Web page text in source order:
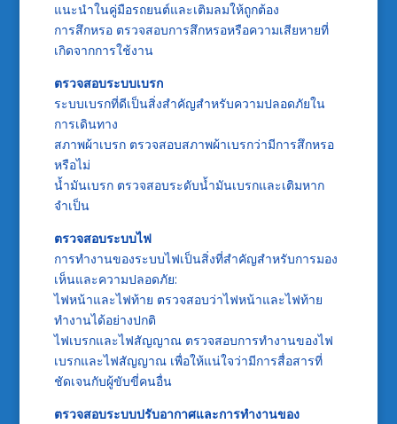
แนะนำในคู่มือรถยนต์และเติมลมให้ถูกต้อง
การสึกหรอ ตรวจสอบการสึกหรอหรือความเสียหายที่
เกิดจากการใช้งาน
ตรวจสอบระบบเบรก
ระบบเบรกที่ดีเป็นสิ่งสำคัญสำหรับความปลอดภัยใน
การเดินทาง
สภาพผ้าเบรก ตรวจสอบสภาพผ้าเบรกว่ามีการสึกหรอ
หรือไม่
น้ำมันเบรก ตรวจสอบระดับน้ำมันเบรกและเติมหาก
จำเป็น
ตรวจสอบระบบไฟ
การทำงานของระบบไฟเป็นสิ่งที่สำคัญสำหรับการมอง
เห็นและความปลอดภัย:
ไฟหน้าและไฟท้าย ตรวจสอบว่าไฟหน้าและไฟท้าย
ทำงานได้อย่างปกติ
ไฟเบรกและไฟสัญญาณ ตรวจสอบการทำงานของไฟ
เบรกและไฟสัญญาณ เพื่อให้แน่ใจว่ามีการสื่อสารที่
ชัดเจนกับผู้ขับขี่คนอื่น
ตรวจสอบระบบปรับอากาศและการทำงานของ